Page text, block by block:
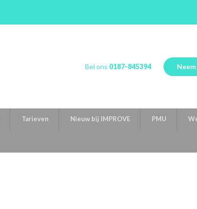
Bel ons 0187-845394
Tarieven Nieuw bij IMPROVE PMU